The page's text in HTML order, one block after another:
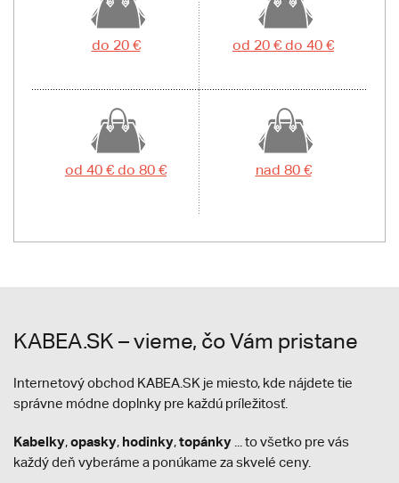
do 20 € od 20 € do 40 €
od 40 € do 80 € nad 80 €
KABEA.SK – vieme, čo Vám pristane
Internetový obchod KABEA.SK je miesto, kde nájdete tie
správne módne doplnky pre každú príležitosť.
Kabelky,opasky, hodinky,topánky ... to všetko pre vás
každý deň vyberáme a ponúkame za skvelé ceny.